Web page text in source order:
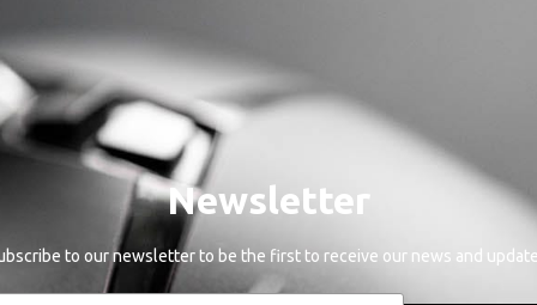
Newsletter
to our newsletter to be the first to receive our news and